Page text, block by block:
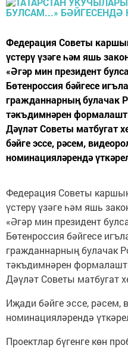
Федерация Советы
үстерү үзәге һәм яшь
«Әгәр мин президент
Бөтенроссия бәйгесе
гражданнарның булачак
тәкъдимнәрен
Дәүләт Советы матбугат
бәйге эссе, рәсем,
номинацияләрендә
Федерация Советы
үстерү үзәге һәм яшь
«Әгәр мин президент
Бөтенроссия бәйгесе
гражданнарның булачак
тәкъдимнәрен
Дәүләт Советы матбугат
Иҗади бәйге эссе, рәсем,
номинацияләрендә
Проектлар бүгенге көн